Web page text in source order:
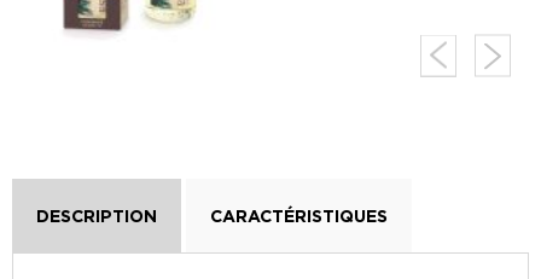
DESCRIPTION CARACTÉRISTIQUES